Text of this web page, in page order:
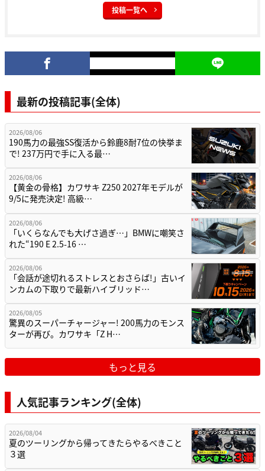
投稿一覧へ
最新の投稿記事(全体)
2026/08/06
190馬力の最強SS復活から鈴鹿8耐7位の快挙ま
で! 237万円で手に入る最…
2026/08/06
【黄金の骨格】カワサキ Z250 2027年モデルが
9/5に発売決定! 高級…
2026/08/06
「いくらなんでも大げさ過ぎ…」BMWに嘲笑さ
れた“190 E 2.5-16 …
2026/08/06
「会話が途切れるストレスとおさらば!」古いイ
ンカムの下取りで最新ハイブリッド…
2026/08/05
驚異のスーパーチャージャー! 200馬力のモンス
ターが再び。カワサキ「Z H…
もっと見る
人気記事ランキング(全体)
2026/08/04
夏のツーリングから帰ってきたらやるべきこと
３選